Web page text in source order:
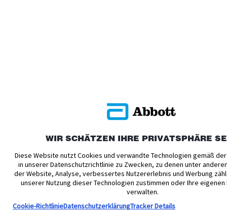
WIR SCHÄTZEN IHRE PRIVATSPHÄRE
Diese Website nutzt Cookies und verwandte Technologien gemäß
in unserer Datenschutzrichtlinie zu Zwecken, zu denen unter
der Website, Analyse, verbessertes Nutzererlebnis und Werbung
unserer Nutzung dieser Technologien zustimmen oder Ihre
verwalten.
Cookie-RichtlinieDatenschutzerklärungTracker Details